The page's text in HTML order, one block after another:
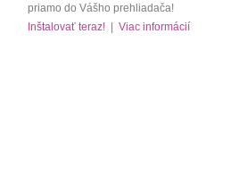
priamo do Vášho prehliadača!
Inštalovať teraz!
Viac informácií